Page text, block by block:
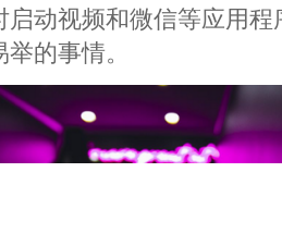
启动视频和微信等应用
的事情。